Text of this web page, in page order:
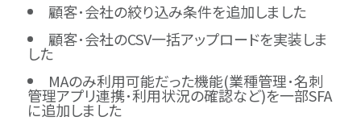
顧客･会社の絞り込み条件を追加しました
顧客･会社のCSV一括アップロードを実装しま
した
MAのみ利用可能だった機能(業種管理･名刺
管理アプリ連携･利用状況の確認など)を一部SFA
に追加しました